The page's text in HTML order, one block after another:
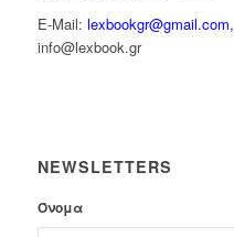
E-Mail: lexbookgr@gmail.com,
info@lexbook.gr
NEWSLETTERS
Όνομα